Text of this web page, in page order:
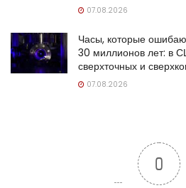
07.08.2026
Часы, которые
30 миллионов лет: в
сверхточных и
07.08.2026
0